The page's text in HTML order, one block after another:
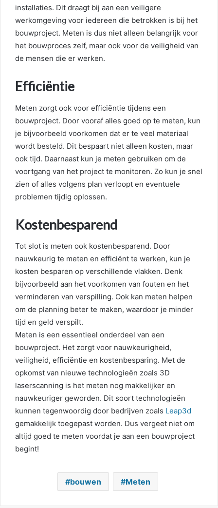
installaties. Dit draagt bij aan een veiligere
werkomgeving voor iedereen die betrokken is bij het
bouwproject. Meten is dus niet alleen belangrijk voor
het bouwproces zelf, maar ook voor de veiligheid van
de mensen die er werken.
Efficiëntie
Meten zorgt ook voor efficiëntie tijdens een
bouwproject. Door vooraf alles goed op te meten, kun
je bijvoorbeeld voorkomen dat er te veel materiaal
wordt besteld. Dit bespaart niet alleen kosten, maar
ook tijd. Daarnaast kun je meten gebruiken om de
voortgang van het project te monitoren. Zo kun je snel
zien of alles volgens plan verloopt en eventuele
problemen tijdig oplossen.
Kostenbesparend
Tot slot is meten ook kostenbesparend. Door
nauwkeurig te meten en efficiënt te werken, kun je
kosten besparen op verschillende vlakken. Denk
bijvoorbeeld aan het voorkomen van fouten en het
verminderen van verspilling. Ook kan meten helpen
om de planning beter te maken, waardoor je minder
tijd en geld verspilt.
Meten is een essentieel onderdeel van een
bouwproject. Het zorgt voor nauwkeurigheid,
veiligheid, efficiëntie en kostenbesparing. Met de
opkomst van nieuwe technologieën zoals 3D
laserscanning is het meten nog makkelijker en
nauwkeuriger geworden. Dit soort technologieën
kunnen tegenwoordig door bedrijven zoals Leap3d
gemakkelijk toegepast worden. Dus vergeet niet om
altijd goed te meten voordat je aan een bouwproject
begint!
bouwen Meten